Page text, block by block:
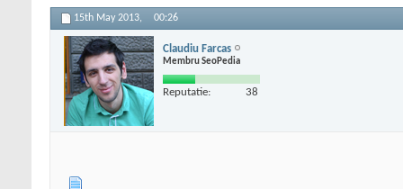
15th May 2013, 00:26
Claudiu Farcas
Membru SeoPedia
Reputatie: 38